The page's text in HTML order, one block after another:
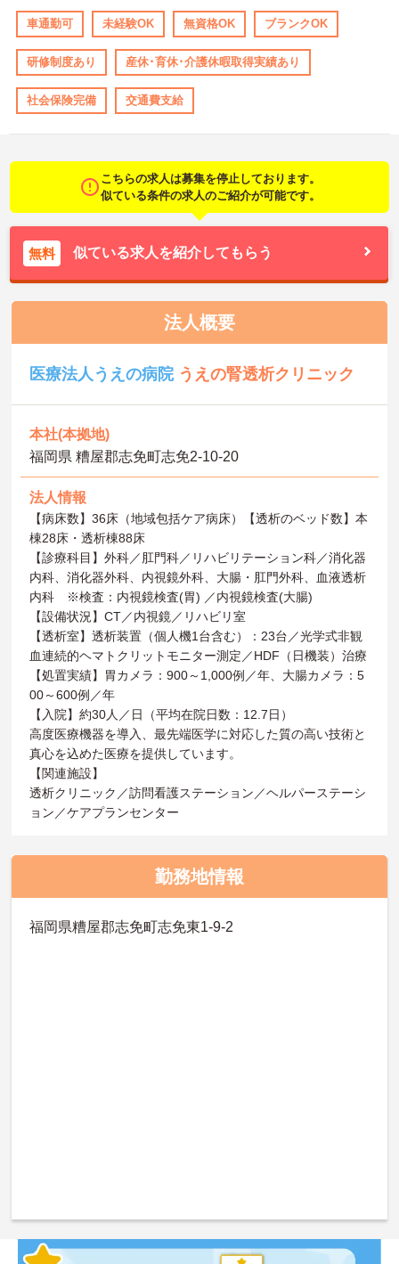
車通勤可 未経験OK 無資格OK ブランクOK
研修制度あり 産休･育休･介護休暇取得実績あり
社会保険完備 交通費支給
こちらの求人は募集を停止しております。
似ている条件の求人のご紹介が可能です。
無料 似ている求人を紹介してもらう
法人概要
医療法人うえの病院 うえの腎透析クリニック
本社(本拠地)
福岡県 糟屋郡志免町志免2-10-20
法人情報
【病床数】36床（地域包括ケア病床）【透析のベッド数】本
棟28床・透析棟88床
【診療科目】外科／肛門科／リハビリテーション科／消化器
内科、消化器外科、内視鏡外科、大腸・肛門外科、血液透析
内科 ※検査：内視鏡検査(胃) ／内視鏡検査(大腸)
【設備状況】CT／内視鏡／リハビリ室
【透析室】透析装置（個人機1台含む）：23台／光学式非観
血連続的ヘマトクリットモニター測定／HDF（日機装）治療
【処置実績】胃カメラ：900～1,000例／年、大腸カメラ：5
00～600例／年
【入院】約30人／日（平均在院日数：12.7日）
高度医療機器を導入、最先端医学に対応した質の高い技術と
真心を込めた医療を提供しています。
【関連施設】
透析クリニック／訪問看護ステーション／ヘルパーステーシ
ョン／ケアプランセンター
勤務地情報
福岡県糟屋郡志免町志免東1-9-2